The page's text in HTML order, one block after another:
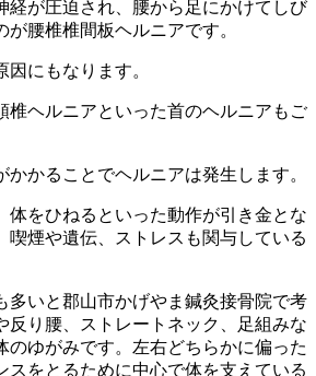
経が圧迫され、腰から足にかけてしび
腰椎椎間板ヘルニアです。
にもなります。
椎ヘルニアといった首のヘルニアもご
かることでヘルニアは発生します。
体をひねるといった動作が引き金とな
喫煙や遺伝、ストレスも関与している
多いと郡山市かげやま鍼灸接骨院で考
反り腰、ストレートネック、足組みな
のゆがみです。左右どちらかに偏った
スをとるために中心で体を支えている